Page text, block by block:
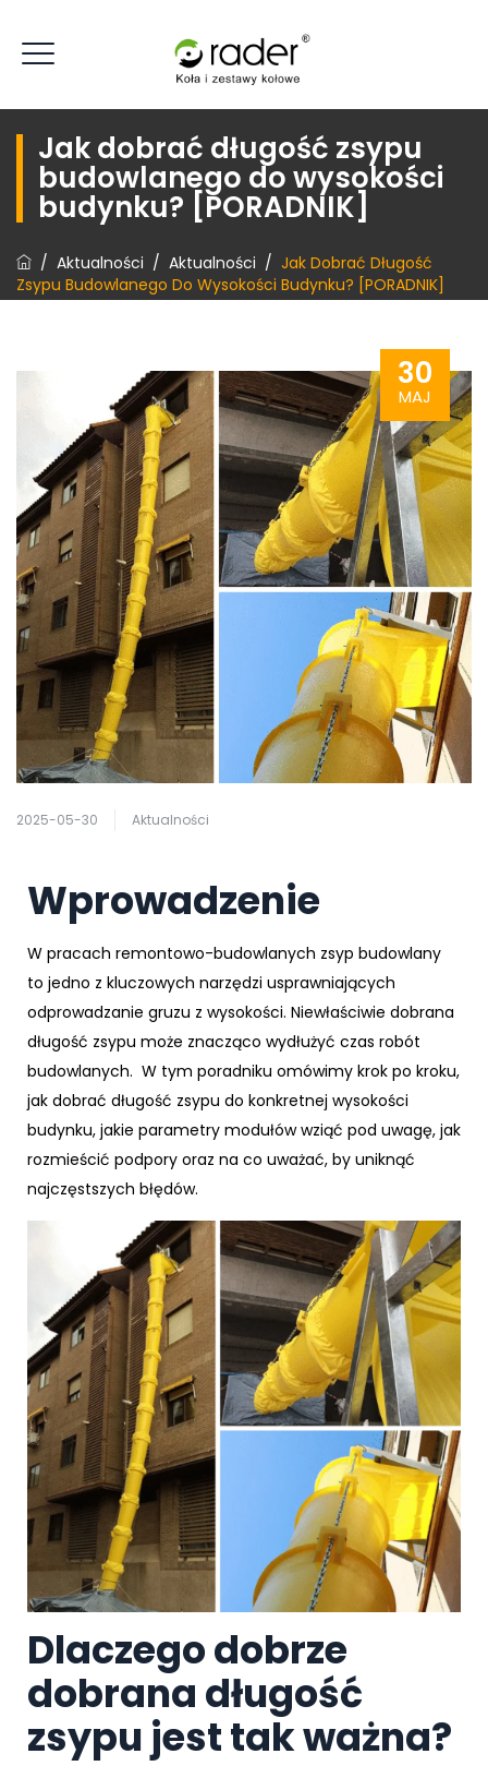
Jak dobrać długość zsypu
budowlanego do wysokości
budynku? [PORADNIK]
/ Aktualności / Aktualności / Jak Dobrać Długość
Zsypu Budowlanego Do Wysokości Budynku? [PORADNIK]
30
MAJ
2025-05-30 Aktualności
Wprowadzenie
W pracach remontowo-budowlanych zsyp budowlany
to jedno z kluczowych narzędzi usprawniających
odprowadzanie gruzu z wysokości. Niewłaściwie dobrana
długość zsypu może znacząco wydłużyć czas robót
budowlanych. W tym poradniku omówimy krok po kroku,
jak dobrać długość zsypu do konkretnej wysokości
budynku, jakie parametry modułów wziąć pod uwagę, jak
rozmieścić podpory oraz na co uważać, by uniknąć
najczęstszych błędów.
Dlaczego dobrze
dobrana długość
zsypu jest tak ważna?